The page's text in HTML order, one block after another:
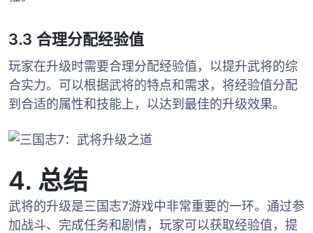
3.3 合理分配经验值
玩家在升级时需要合理分配经验值，以提升武将的综
合实力。可以根据武将的特点和需求，将经验值分配
到合适的属性和技能上，以达到最佳的升级效果。
4. 总结
武将的升级是三国志7游戏中非常重要的一环。通过参
加战斗、完成任务和剧情，玩家可以获取经验值，提